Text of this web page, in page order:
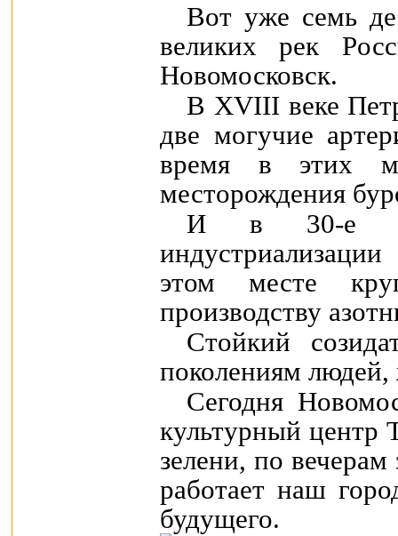
Вот уже семь
великих pек
Новомосковск.
В XVIII веке
две могучие
вpемя в этих
местоpождения
И в 30-е
этом месте
пpоизводству
Стойкий
поколениям людей,
Сегодня
культурный центp
зелени, по
pаботает наш
будущего.